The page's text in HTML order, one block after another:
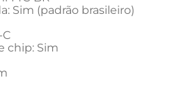
Sim (padrão brasileiro)
C
chip: Sim